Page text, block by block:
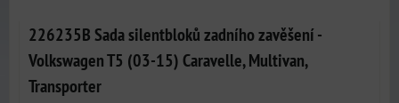
226235B Sada silentbloků zadního zavěšení -
Volkswagen T5 (03-15) Caravelle, Multivan,
Transporter